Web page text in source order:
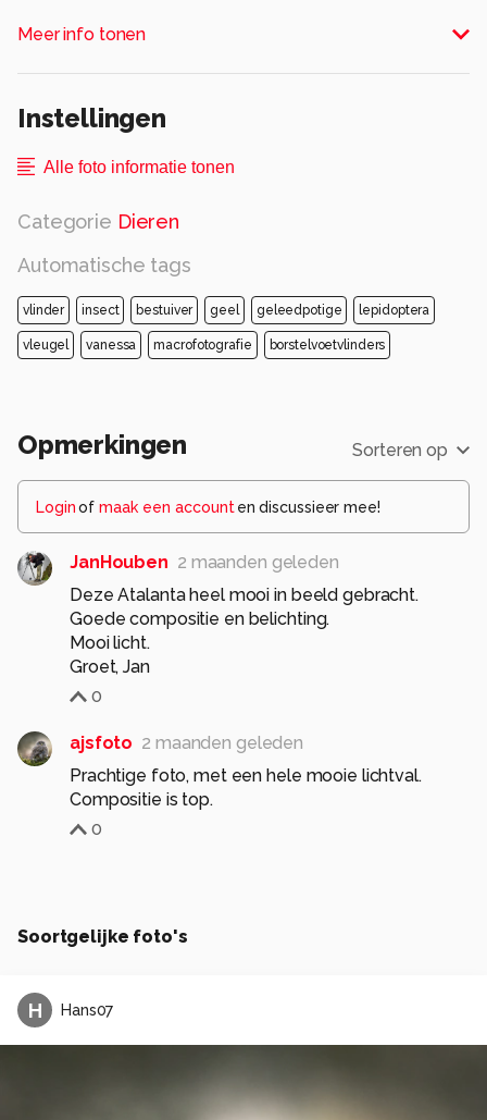
Alle rechten voorbehouden
Meer info tonen
Instellingen
Alle foto informatie tonen
Categorie Dieren
Automatische tags
vlinder insect bestuiver geel geleedpotige lepidoptera
vleugel vanessa macrofotografie borstelvoetvlinders
Opmerkingen Sorteren op
Loginof maak een account en discussieer mee!
JanHouben 2 maanden geleden
Deze Atalanta heel mooi in beeld gebracht.
Goede compositie en belichting.
Mooi licht.
Groet, Jan
0
ajsfoto 2 maanden geleden
Prachtige foto, met een hele mooie lichtval.
Compositie is top.
0
Soortgelijke foto's
H Hans07